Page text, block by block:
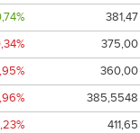
381,47
375,00
360,00
385,5548
411,65